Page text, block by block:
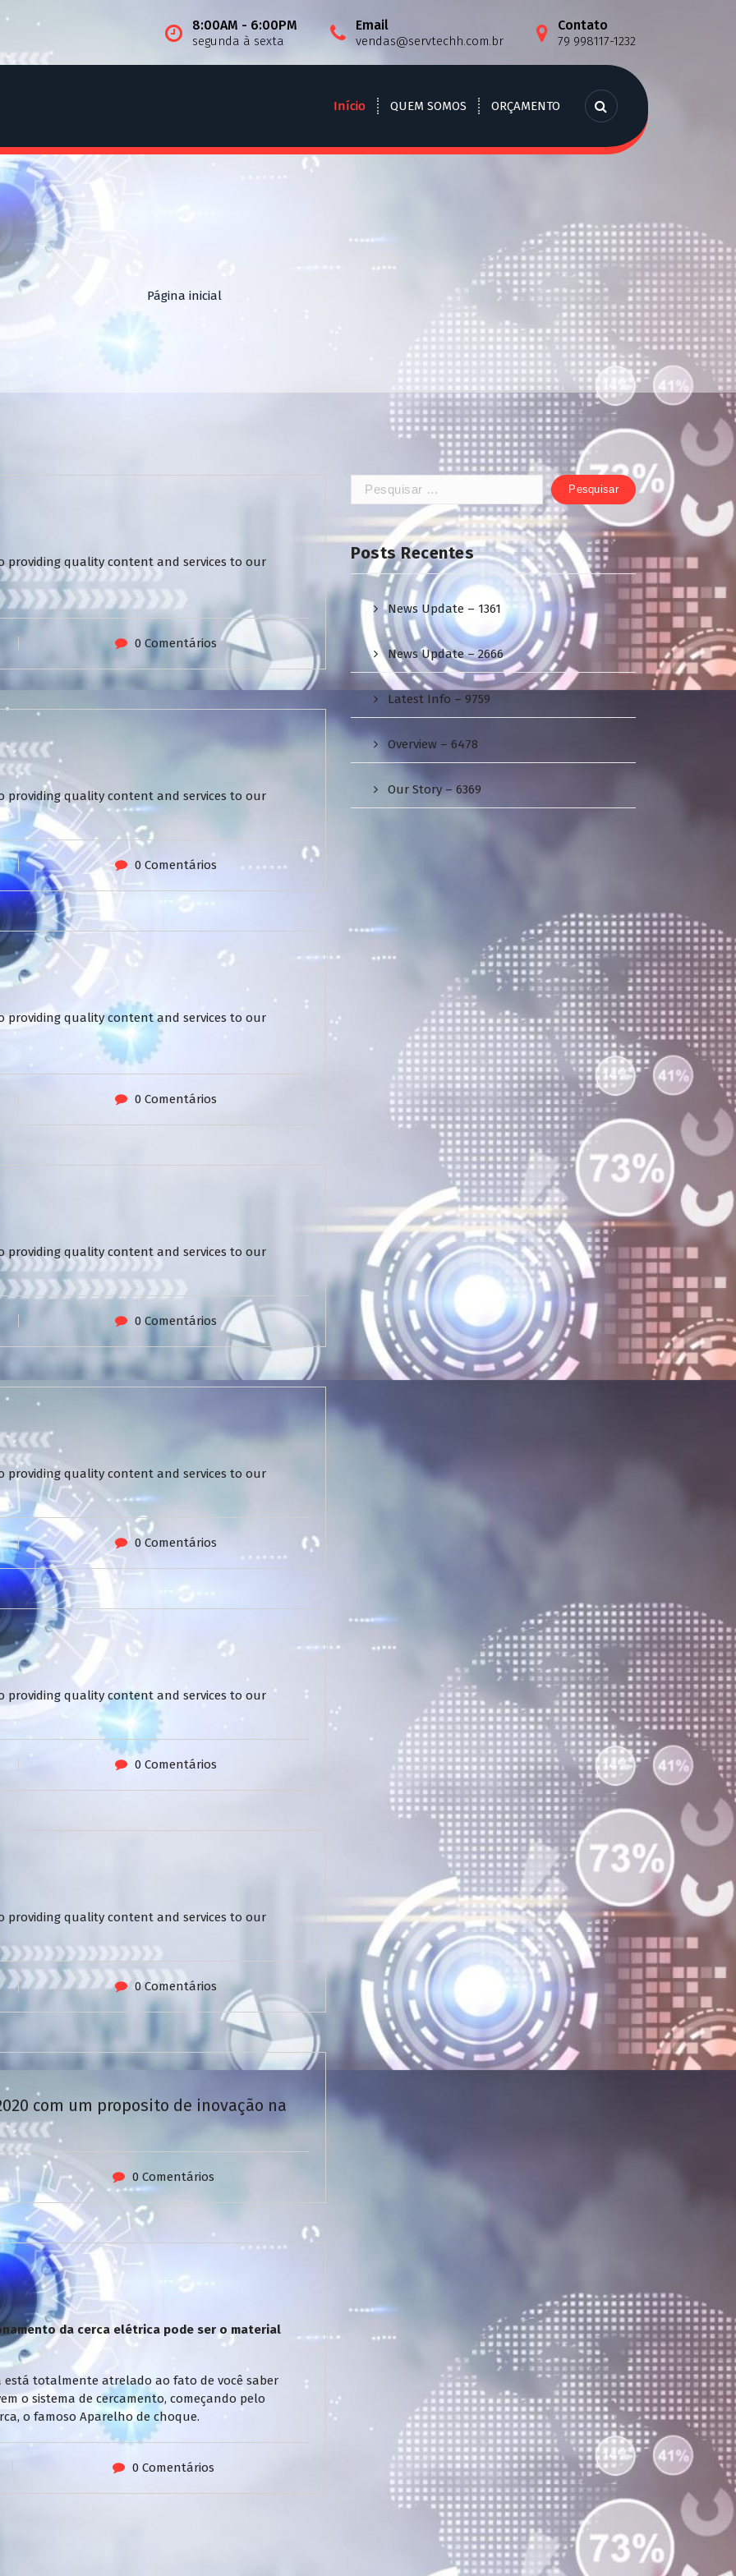
8:00AM - 6:00PM
segunda à sexta
Email
vendas@servtechh.com.br
Contato
79 998117-1232
Início QUEM SOMOS ORÇAMENTO
Página inicial
providing quality content and services to our
0 Comentários
providing quality content and services to our
0 Comentários
providing quality content and services to our
0 Comentários
providing quality content and services to our
0 Comentários
providing quality content and services to our
0 Comentários
providing quality content and services to our
0 Comentários
providing quality content and services to our
0 Comentários
com um proposito de inovação na
0 Comentários
da cerca elétrica pode ser o material
totalmente atrelado ao fato de você saber
o sistema de cercamento, começando pelo
o famoso Aparelho de choque.
0 Comentários
Pesquisar
por:
Posts Recentes
News Update – 1361
News Update – 2666
Latest Info – 9759
Overview – 6478
Our Story – 6369